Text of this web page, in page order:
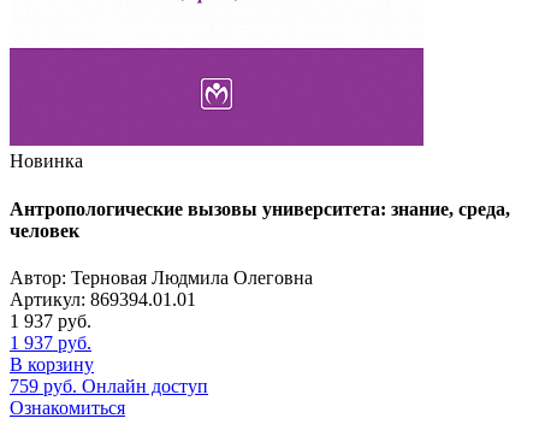
Новинка
Антропологические вызовы университета: знание, среда,
человек
Автор: Терновая Людмила Олеговна
Артикул: 869394.01.01
1 937 руб.
1 937 руб.
В корзину
759 руб. Онлайн доступ
Ознакомиться